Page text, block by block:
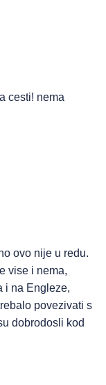
cesti! nema
ovo nije u redu.
vise i nema,
i na Engleze,
povezivati s
dobrodosli kod